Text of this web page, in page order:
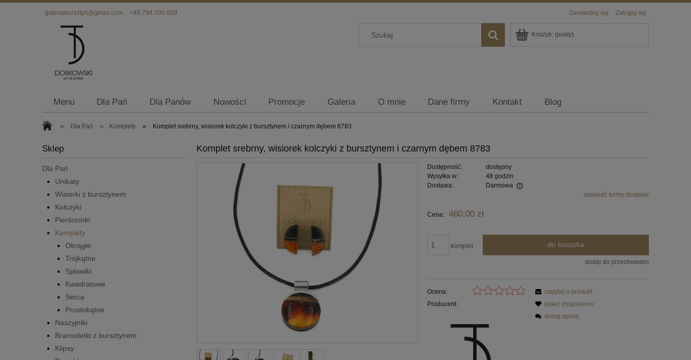
galeriabursztyn@gmail.com +48 794 700 689 Zarejestruj się Zaloguj się
Koszyk: (pusty)
Menu Dla Pań Dla Panów Nowości Promocje Galeria O mnie Dane firmy Kontakt Blog
» Dla Pań » Komplety » Komplet srebrny, wisiorek kolczyki z bursztynem i czarnym dębem 8783
Sklep
Dla Pań
Unikaty
Wisiorki z bursztynem
Kolczyki
Pierścionki
Komplety
Okrągłe
Trójkątne
Spławiki
Kwadratowe
Serca
Prostokątne
Naszyjniki
Bransoletki z bursztynem
Klipsy
Komplet srebrny, wisiorek kolczyki z bursztynem i czarnym dębem 8783
Dostępność:
dostępny
Wysyłka w:
48 godzin
Dostawa:
Darmowa
sprawdź formy dostawy
Cena: 460,00 zł
komplet do koszyka
dodaj do przechowalni
Ocena:
Producent:
zapytaj o produkt
poleć znajomemu
dodaj opinię